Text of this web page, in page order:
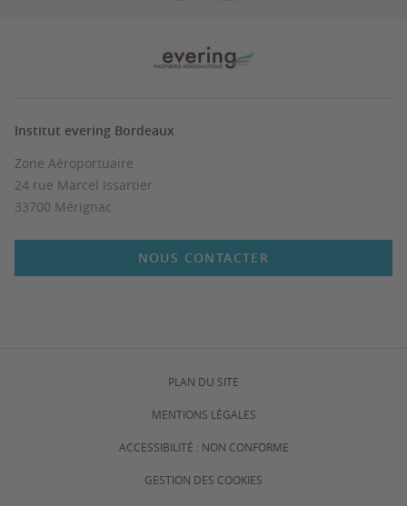
Institut evering Bordeaux
Zone Aéroportuaire
24 rue Marcel Issartier
33700 Mérignac
NOUS CONTACTER
PLAN DU SITE
MENTIONS LÉGALES
ACCESSIBILITÉ : NON CONFORME
GESTION DES COOKIES